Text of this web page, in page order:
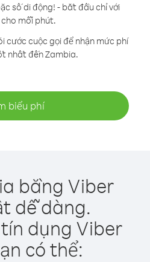
số di động! - bắt đầu chỉ với
mỗi phút.
cước cuộc gọi để nhận mức phí
nhất đến Zambia.
biểu phí
bằng Viber
dễ dàng.
dụng Viber
có thể: